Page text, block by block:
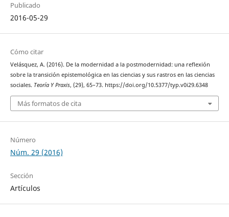
Publicado
2016-05-29
Cómo citar
Velásquez, A. (2016). De la modernidad a la postmodernidad: una reflexión
sobre la transición epistemológica en las ciencias y sus rastros en las ciencias
sociales. Teoría Y Praxis, (29), 65–73. https://doi.org/10.5377/typ.v0i29.6348
Más formatos de cita
Número
Núm. 29 (2016)
Sección
Artículos